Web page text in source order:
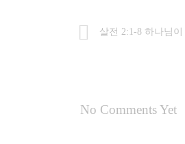
살전 2:1-8 하나님
No Comments Yet